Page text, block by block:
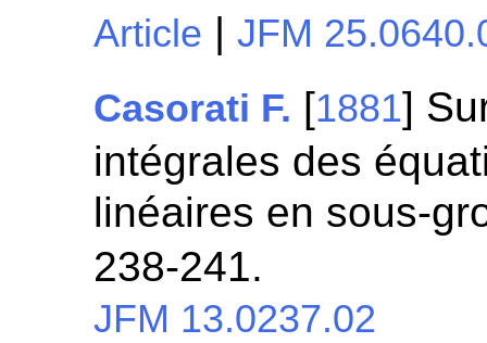
Article |JFM
Casorati F. [1881]
intégrales des
linéaires en sous-
238-241.
JFM 13.0237.02